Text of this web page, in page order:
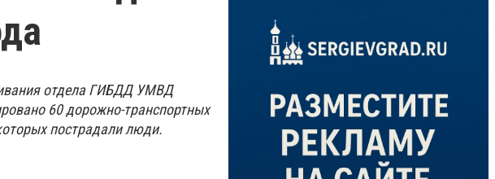
отдела ГИБДД УМВД
60 дорожно-транспортных
пострадали люди.